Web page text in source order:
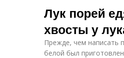
Лук порей
хвосты у
Прежде, чем написать
белой был